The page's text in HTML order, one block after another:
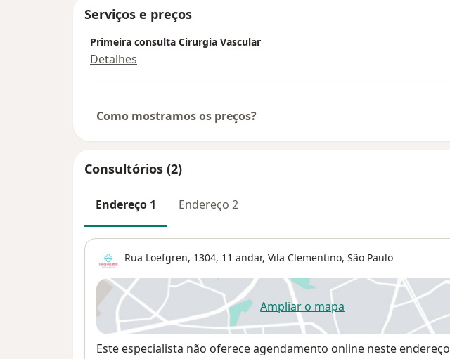
Serviços e preços
Primeira consulta Cirurgia Vascular
Detalhes
Como mostramos os preços?
Consultórios (2)
Endereço 1 Endereço 2
Rua Loefgren, 1304, 11 andar, Vila Clementino, São Paulo
Ampliar o mapaabre num novo separador
Disponibilidade
Este especialista não oferece agendamento online neste endereço